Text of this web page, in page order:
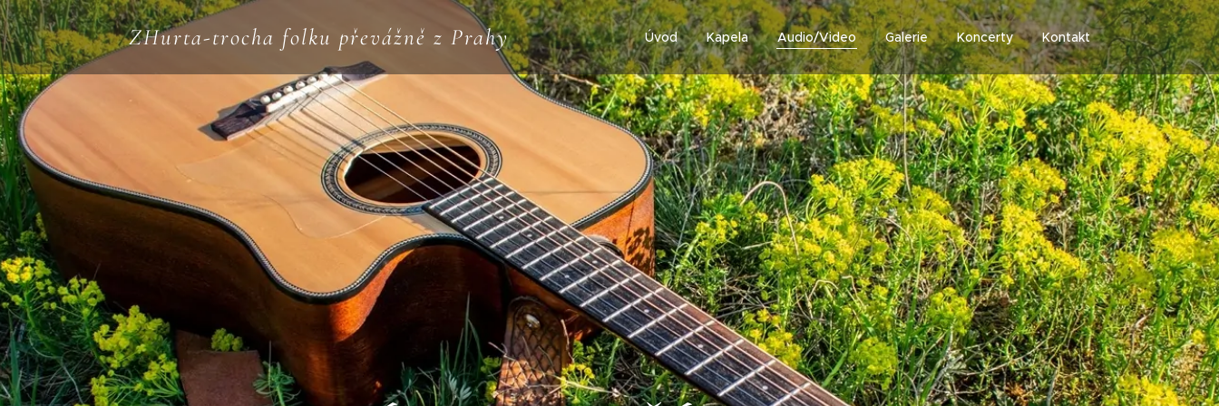
ZHurta-trocha folku převážně z Prahy Úvod Kapela Audio/Video Galerie Koncerty Kontakt